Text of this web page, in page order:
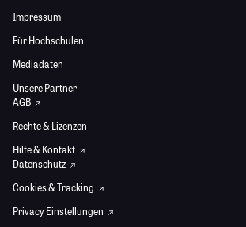
Impressum
Für Hochschulen
Mediadaten
Unsere Partner
AGB
Rechte & Lizenzen
Hilfe & Kontakt
Datenschutz
Cookies & Tracking
Privacy Einstellungen